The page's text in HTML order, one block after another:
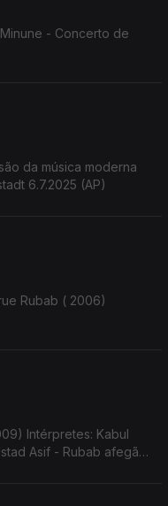
- Concerto de
da música moderna
6.7.2025 (AP)
Rubab ( 2006)
Intérpretes: Kabul
Asif - Rubab afegão,